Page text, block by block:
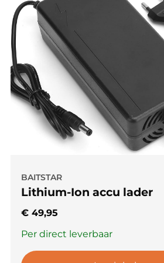
BAITSTAR
Lithium-Ion accu lader
€ 49,95
Per direct leverbaar